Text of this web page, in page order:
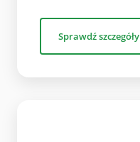
Sprawdź szczegóły